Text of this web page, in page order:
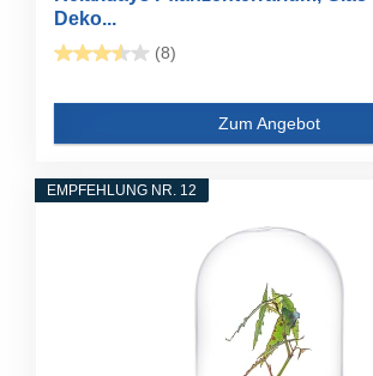
Deko...
(8)
Zum Angebot
EMPFEHLUNG NR. 12